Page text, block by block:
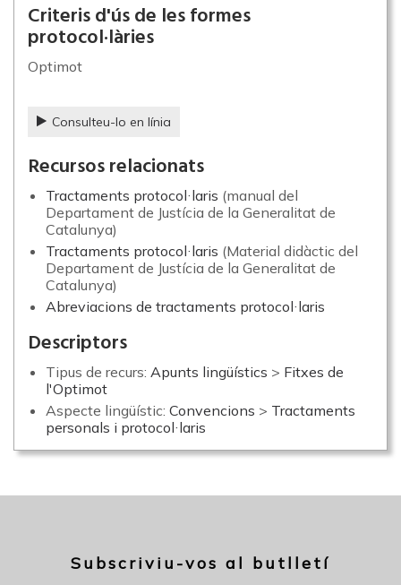
Criteris d'ús de les formes
protocol·làries
Optimot
Consulteu-lo en línia
Recursos relacionats
Tractaments protocol·laris (manual del
Departament de Justícia de la Generalitat de
Catalunya)
Tractaments protocol·laris (Material didàctic del
Departament de Justícia de la Generalitat de
Catalunya)
Abreviacions de tractaments protocol·laris
Descriptors
Tipus de recurs: Apunts lingüístics > Fitxes de
l'Optimot
Aspecte lingüístic: Convencions > Tractaments
personals i protocol·laris
Subscriviu-vos al butlletí